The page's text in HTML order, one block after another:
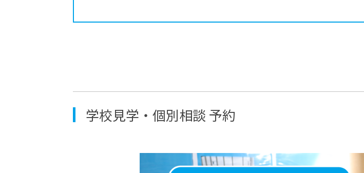
学校見学・個別相談 予約